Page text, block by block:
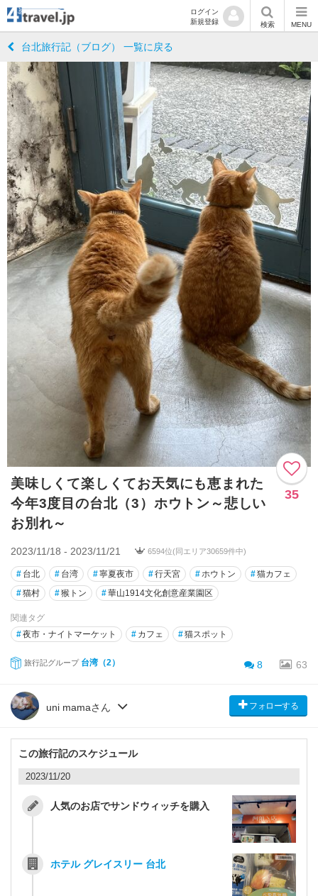
ログイン
新規登録
検索 MENU
台北旅行記（ブログ） 一覧に戻る
美味しくて楽しくてお天気にも恵まれた
今年3度目の台北（3）ホウトン～悲しい
お別れ～
35
2023/11/18 - 2023/11/21 6594位(同エリア30659件中)
# 台北 # 台湾 #寧夏夜市 #行天宮 #ホウトン #猫カフェ
#猫村 #猴トン #華山1914文化創意産業園区
関連タグ
#夜市・ナイトマーケット # カフェ #猫スポット
旅行記グループ 台湾（2） 8 63
uni mamaさん フォローする
この旅行記のスケジュール
2023/11/20
人気のお店でサンドウィッチを購入
ホテル グレイスリー 台北